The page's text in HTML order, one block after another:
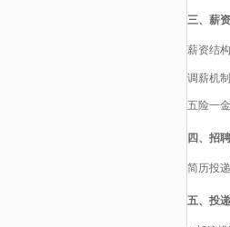
三、薪
薪资结
调薪机
五险一
四、招
简历投递
五、投